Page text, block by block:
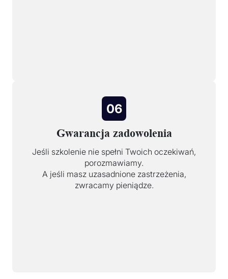
06
Gwarancja zadowolenia
Jeśli szkolenie nie spełni Twoich oczekiwań,
porozmawiamy.
A jeśli masz uzasadnione zastrzeżenia,
zwracamy pieniądze.